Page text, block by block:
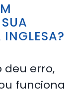
deu erro,
funciona